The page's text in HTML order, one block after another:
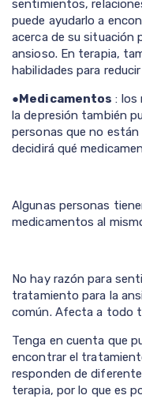
sentimientos,
puede ayudarlo a
acerca de su situación
ansioso. En terapia,
habilidades para
● Medicamentos : los
la depresión también
personas que no están
decidirá qué
Algunas personas
medicamentos al
No hay razón para
tratamiento para la
común. Afecta a todo
Tenga en cuenta que
encontrar el
responden de
terapia, por lo que es